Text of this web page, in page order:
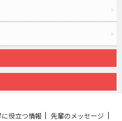
に役立つ情報
先輩のメッセージ